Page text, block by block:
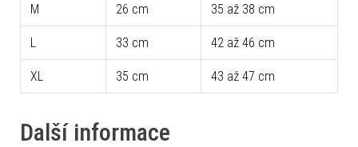
M 26 cm 35 až 38 cm
L 33 cm 42 až 46 cm
XL 35 cm 43 až 47 cm
Další informace